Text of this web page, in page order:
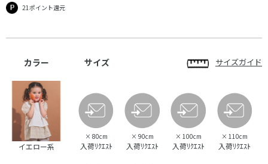
21ポイント還元
カラー サイズ サイズガイド
イエロー系
× 80cm
入荷ﾘｸｴｽﾄ
× 90cm
入荷ﾘｸｴｽﾄ
× 100cm
入荷ﾘｸｴｽﾄ
× 110cm
入荷ﾘｸｴｽﾄ